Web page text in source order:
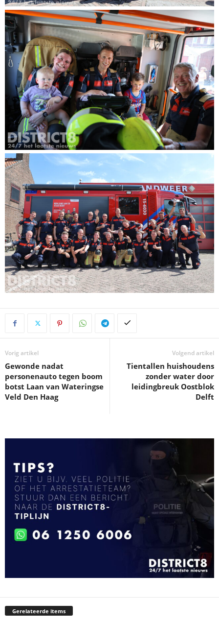
Vorig artikel
Gewonde nadat
personenauto tegen boom
botst Laan van Wateringse
Veld Den Haag
Volgend artikel
Tientallen huishoudens
zonder water door
leidingbreuk Oostblok
Delft
Gerelateerde items